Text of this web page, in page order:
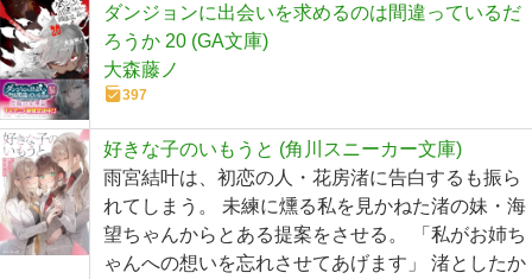
ダンジョンに出会いを求めるのは間違っているだ
ろうか 20 (GA文庫)
大森藤ノ
397
好きな子のいもうと (角川スニーカー文庫)
雨宮結叶は、初恋の人・花房渚に告白するも振ら
れてしまう。 未練に燻る私を見かねた渚の妹・海
望ちゃんからとある提案をさせる。 「私がお姉ち
ゃんへの想いを忘れさせてあげます」 渚としたか